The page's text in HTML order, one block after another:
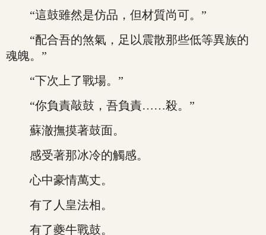
“這鼓雖然是仿品，但材質尚可。”
“配合吾的煞氣，足以震散那些低等異族的
魂魄。”
“下次上了戰場。”
“你負責敲鼓，吾負責……殺。”
蘇澈撫摸著鼓面。
感受著那冰冷的觸感。
心中豪情萬丈。
有了人皇法相。
有了夔牛戰鼓。